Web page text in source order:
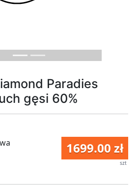
Paradies
gęsi 60%
1699.00 zł
szt